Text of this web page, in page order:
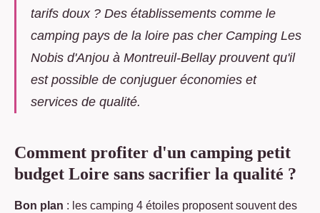
tarifs doux ? Des établissements comme le
camping pays de la loire pas cherCamping Les
Nobis d'Anjou à Montreuil-Bellay prouvent qu'il
est possible de conjuguer économies et
services de qualité.
Comment profiter d'un camping petit
budget Loire sans sacrifier la qualité ?
Bon plan : les camping 4 étoiles proposent souvent des